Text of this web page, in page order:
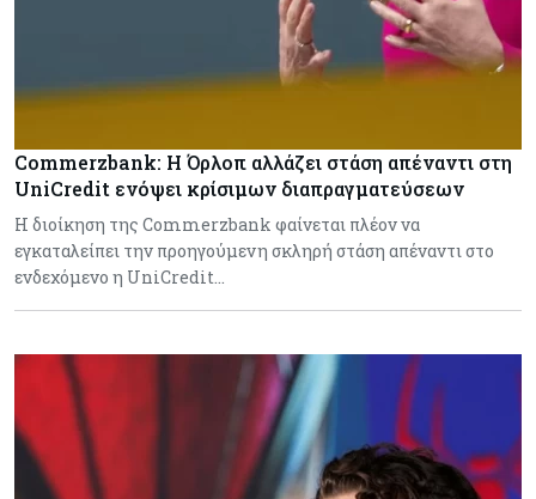
Commerzbank: Η Όρλοπ αλλάζει στάση απέναντι στη
UniCredit ενόψει κρίσιμων διαπραγματεύσεων
H διοίκηση της Commerzbank φαίνεται πλέον να
εγκαταλείπει την προηγούμενη σκληρή στάση απέναντι στο
ενδεχόμενο η UniCredit…